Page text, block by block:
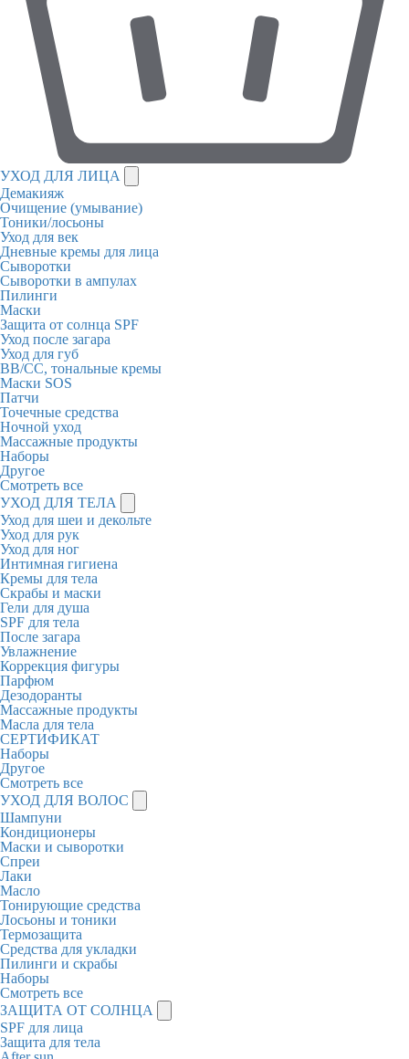
УХОД ДЛЯ ЛИЦА
Демакияж
Очищение (умывание)
Тоники/лосьоны
Уход для век
Дневные кремы для лица
Сыворотки
Сыворотки в ампулах
Пилинги
Маски
Защита от солнца SPF
Уход после загара
Уход для губ
BB/CC, тональные кремы
Маски SOS
Патчи
Точечные средства
Ночной уход
Массажные продукты
Наборы
Другое
Смотреть все
УХОД ДЛЯ ТЕЛА
Уход для шеи и декольте
Уход для рук
Уход для ног
Интимная гигиена
Кремы для тела
Скрабы и маски
Гели для душа
SPF для тела
После загара
Увлажнение
Коррекция фигуры
Парфюм
Дезодоранты
Массажные продукты
Масла для тела
СЕРТИФИКАТ
Наборы
Другое
Смотреть все
УХОД ДЛЯ ВОЛОС
Шампуни
Кондиционеры
Маски и сыворотки
Спреи
Лаки
Масло
Тонирующие средства
Лосьоны и тоники
Термозащита
Средства для укладки
Пилинги и скрабы
Наборы
Смотреть все
ЗАЩИТА ОТ СОЛНЦА
SPF для лица
Защита для тела